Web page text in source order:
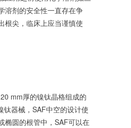
溶剂的安全性一直存在争
根尖，临床上应当谨慎使
mm厚的镍钛晶格组成的
器械，SAF中空的设计使
椭圆的根管中，SAF可以在